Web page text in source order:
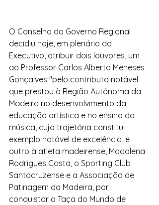
O Conselho do Governo Regional
decidiu hoje, em plenário do
Executivo, atribuir dois louvores, um
ao Professor Carlos Alberto Meneses
Gonçalves "pelo contributo notável
que prestou à Região Autónoma da
Madeira no desenvolvimento da
educação artística e no ensino da
música, cuja trajetória constitui
exemplo notável de excelência, e
outro à atleta madeirense, Madalena
Rodrigues Costa, o Sporting Club
Santacruzense e a Associação de
Patinagem da Madeira, por
conquistar a Taça do Mundo de